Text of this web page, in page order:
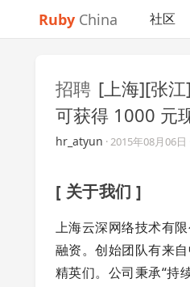
Ruby China 社区
招聘 [上海][张
可获得 1000 元
hr_atyun ·2015年08月06日
[ 关于我们 ]
上海云深网络技术有
融资。创始团队有来
精英们。公司秉承“持